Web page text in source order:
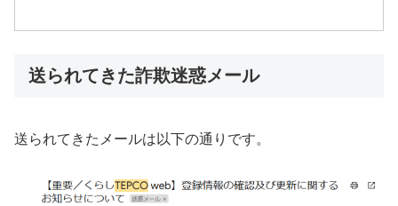
送られてきた詐欺迷惑メール
送られてきたメールは以下の通りです。